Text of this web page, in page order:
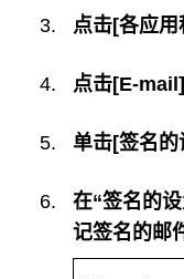
点击[各应用
点击[E-mail]
单击[签名的
在“签名的
记签名的邮